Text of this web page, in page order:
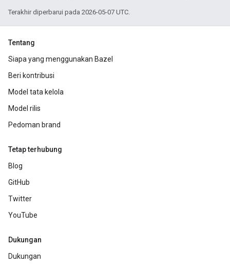
Terakhir diperbarui pada 2026-05-07 UTC.
Tentang
Siapa yang menggunakan Bazel
Beri kontribusi
Model tata kelola
Model rilis
Pedoman brand
Tetap terhubung
Blog
GitHub
Twitter
YouTube
Dukungan
Dukungan